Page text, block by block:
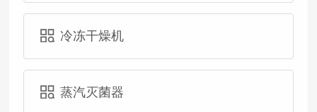
冷冻干燥机
蒸汽灭菌器